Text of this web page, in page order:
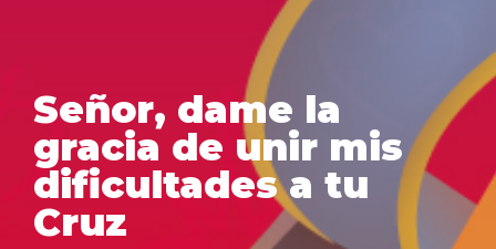
Señor, dame la
gracia de unir mis
dificultades a tu
Cruz